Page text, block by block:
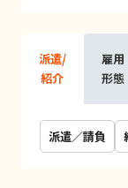
派遣/
紹介
雇用
形態
派遣／請負